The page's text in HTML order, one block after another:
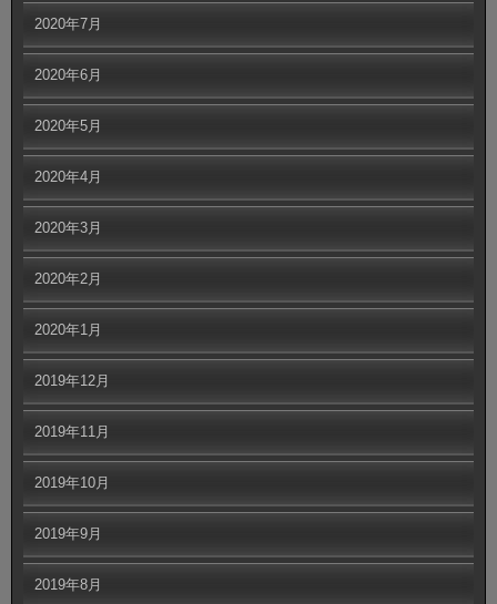
2020年7月
2020年6月
2020年5月
2020年4月
2020年3月
2020年2月
2020年1月
2019年12月
2019年11月
2019年10月
2019年9月
2019年8月